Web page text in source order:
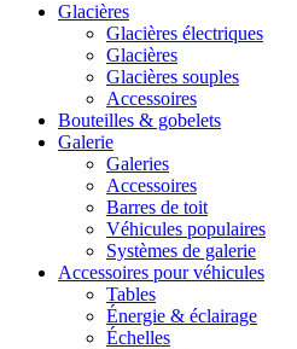
Glacières
Glacières électriques
Glacières
Glacières souples
Accessoires
Bouteilles & gobelets
Galerie
Galeries
Accessoires
Barres de toit
Véhicules populaires
Systèmes de galerie
Accessoires pour véhicules
Tables
Énergie & éclairage
Échelles